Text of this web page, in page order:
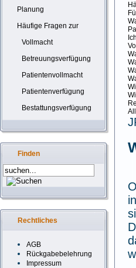
Planung
Häufige Fragen zur
Vollmacht
Betreuungsverfügung
Patientenvollmacht
Patientenverfügung
Bestattungsverfügung
Finden
Rechtliches
AGB
Rückgabebelehrung
Impressum